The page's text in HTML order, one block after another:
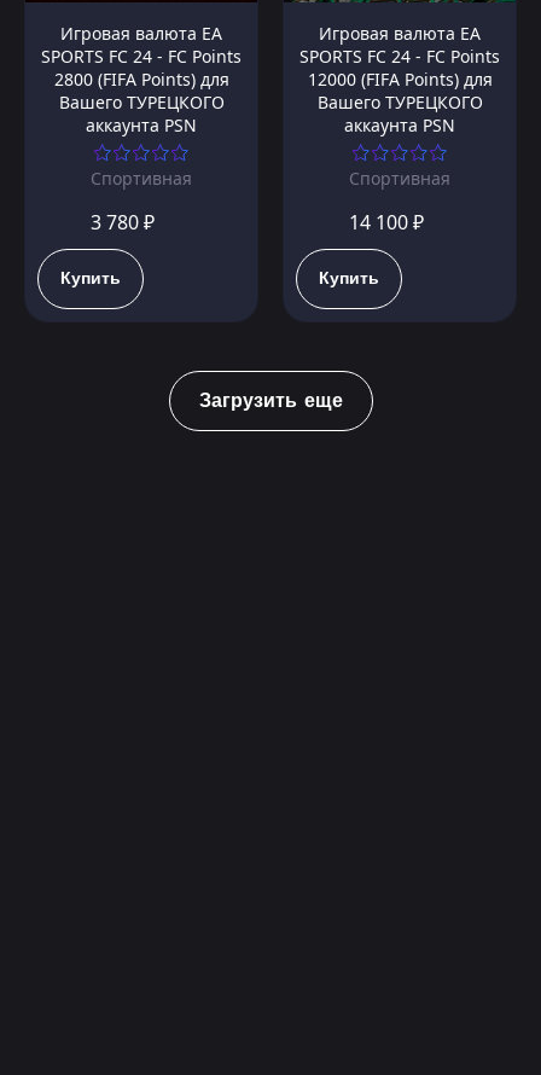
Игровая валюта EA
SPORTS FC 24 - FC Points
2800 (FIFA Points) для
Вашего ТУРЕЦКОГО
аккаунта PSN
Спортивная
3 780 ₽
Купить
Игровая валюта EA
SPORTS FC 24 - FC Points
12000 (FIFA Points) для
Вашего ТУРЕЦКОГО
аккаунта PSN
Спортивная
14 100 ₽
Купить
Загрузить еще